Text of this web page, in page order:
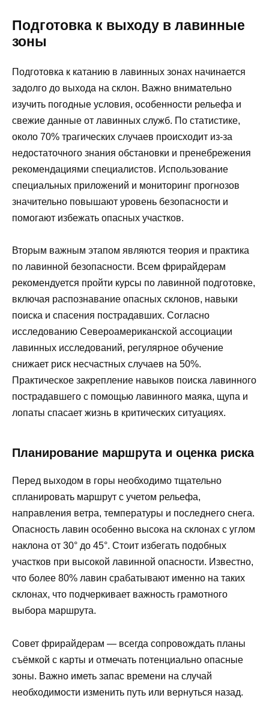
Подготовка к выходу в лавинные
зоны
Подготовка к катанию в лавинных зонах начинается
задолго до выхода на склон. Важно внимательно
изучить погодные условия, особенности рельефа и
свежие данные от лавинных служб. По статистике,
около 70% трагических случаев происходит из-за
недостаточного знания обстановки и пренебрежения
рекомендациями специалистов. Использование
специальных приложений и мониторинг прогнозов
значительно повышают уровень безопасности и
помогают избежать опасных участков.
Вторым важным этапом являются теория и практика
по лавинной безопасности. Всем фрирайдерам
рекомендуется пройти курсы по лавинной подготовке,
включая распознавание опасных склонов, навыки
поиска и спасения пострадавших. Согласно
исследованию Североамериканской ассоциации
лавинных исследований, регулярное обучение
снижает риск несчастных случаев на 50%.
Практическое закрепление навыков поиска лавинного
пострадавшего с помощью лавинного маяка, щупа и
лопаты спасает жизнь в критических ситуациях.
Планирование маршрута и оценка риска
Перед выходом в горы необходимо тщательно
спланировать маршрут с учетом рельефа,
направления ветра, температуры и последнего снега.
Опасность лавин особенно высока на склонах с углом
наклона от 30° до 45°. Стоит избегать подобных
участков при высокой лавинной опасности. Известно,
что более 80% лавин срабатывают именно на таких
склонах, что подчеркивает важность грамотного
выбора маршрута.
Совет фрирайдерам — всегда сопровождать планы
съёмкой с карты и отмечать потенциально опасные
зоны. Важно иметь запас времени на случай
необходимости изменить путь или вернуться назад.